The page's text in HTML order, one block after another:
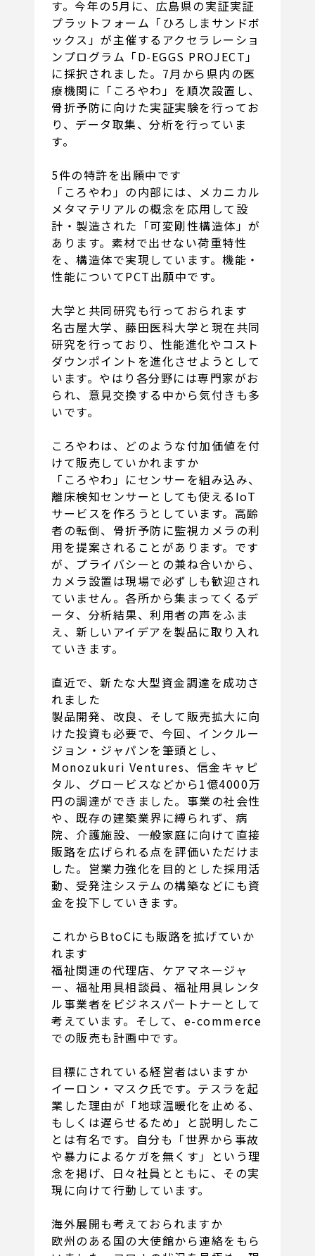
す。今年の5月に、広島県の実証実証
プラットフォーム「ひろしまサンドボ
ックス」が主催するアクセラレーショ
ンプログラム「D-EGGS PROJECT」
に採択されました。7月から県内の医
療機関に「ころやわ」を順次設置し、
骨折予防に向けた実証実験を行ってお
り、データ取集、分析を行っていま
す。
5件の特許を出願中です
「ころやわ」の内部には、メカニカル
メタマテリアルの概念を応用して設
計・製造された「可変剛性構造体」が
あります。素材で出せない荷重特性
を、構造体で実現しています。機能・
性能についてPCT出願中です。
大学と共同研究も行っておられます
名古屋大学、藤田医科大学と現在共同
研究を行っており、性能進化やコスト
ダウンポイントを進化させようとして
います。やはり各分野には専門家がお
られ、意見交換する中から気付きも多
いです。
ころやわは、どのような付加価値を付
けて販売していかれますか
「ころやわ」にセンサーを組み込み、
離床検知センサーとしても使えるIoT
サービスを作ろうとしています。高齢
者の転倒、骨折予防に監視カメラの利
用を提案されることがあります。です
が、プライバシーとの兼ね合いから、
カメラ設置は現場で必ずしも歓迎され
ていません。各所から集まってくるデ
ータ、分析結果、利用者の声をふま
え、新しいアイデアを製品に取り入れ
ていきます。
直近で、新たな大型資金調達を成功さ
れました
製品開発、改良、そして販売拡大に向
けた投資も必要で、今回、インクルー
ジョン・ジャパンを筆頭とし、
Monozukuri Ventures、信金キャピ
タル、グロービスなどから1億4000万
円の調達ができました。事業の社会性
や、既存の建築業界に縛られず、病
院、介護施設、一般家庭に向けて直接
販路を広げられる点を評価いただけま
した。営業力強化を目的とした採用活
動、受発注システムの構築などにも資
金を投下していきます。
これからBtoCにも販路を拡げていか
れます
福祉関連の代理店、ケアマネージャ
ー、福祉用具相談員、福祉用具レンタ
ル事業者をビジネスパートナーとして
考えています。そして、e-commerce
での販売も計画中です。
目標にされている経営者はいますか
イーロン・マスク氏です。テスラを起
業した理由が「地球温暖化を止める、
もしくは遅らせるため」と説明したこ
とは有名です。自分も「世界から事故
や暴力によるケガを無くす」という理
念を掲げ、日々社員とともに、その実
現に向けて行動しています。
海外展開も考えておられますか
欧州のある国の大使館から連絡をもら